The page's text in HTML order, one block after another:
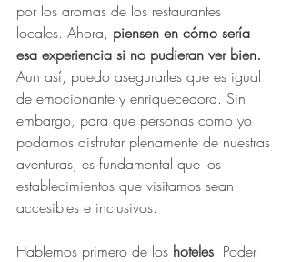
por los aromas de los restaurantes
locales. Ahora, piensen en cómo sería
esa experiencia si no pudieran ver bien.
Aun así, puedo asegurarles que es igual
de emocionante y enriquecedora. Sin
embargo, para que personas como yo
podamos disfrutar plenamente de nuestras
aventuras, es fundamental que los
establecimientos que visitamos sean
accesibles e inclusivos.
Hablemos primero de los hoteles. Poder